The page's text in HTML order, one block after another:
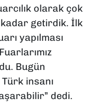
olarak çok
getirdik. İlk
yapılması
Bugün
Türk insanı
dedi.